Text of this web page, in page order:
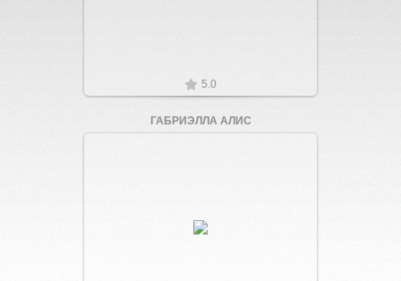
5.0
ГАБРИЭЛЛА АЛИС
Увеличить